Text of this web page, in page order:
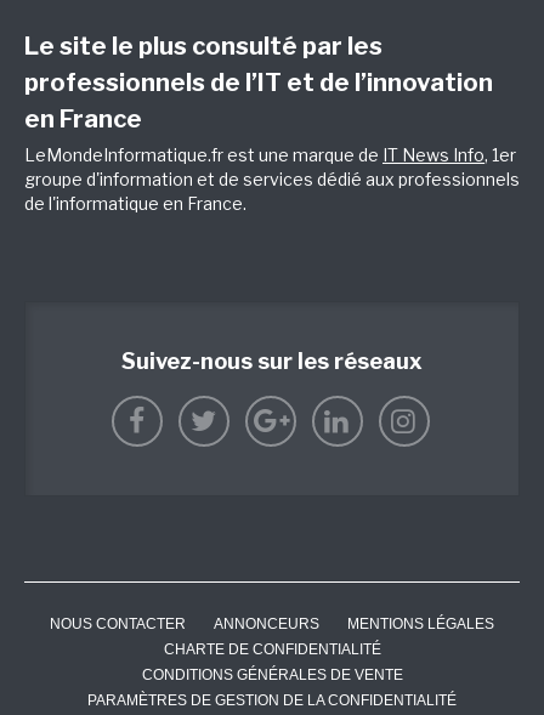
Le site le plus consulté par les
professionnels de l’IT et de l’innovation
en France
LeMondeInformatique.fr est une marque de IT News Info, 1er
groupe d'information et de services dédié aux professionnels
de l'informatique en France.
Suivez-nous sur les réseaux
NOUS CONTACTER ANNONCEURS
MENTIONS LÉGALES
CHARTE DE CONFIDENTIALITÉ
CONDITIONS GÉNÉRALES DE VENTE
PARAMÈTRES DE GESTION DE LA CONFIDENTIALITÉ